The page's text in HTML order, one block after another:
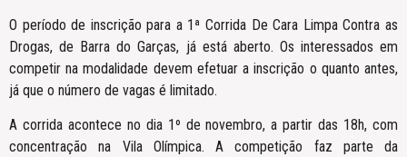
O período de inscrição para a 1ª Corrida De Cara Limpa Contra as
Drogas, de Barra do Garças, já está aberto. Os interessados em
competir na modalidade devem efetuar a inscrição o quanto antes,
já que o número de vagas é limitado.
A corrida acontece no dia 1º de novembro, a partir das 18h, com
concentração na Vila Olímpica. A competição faz parte da